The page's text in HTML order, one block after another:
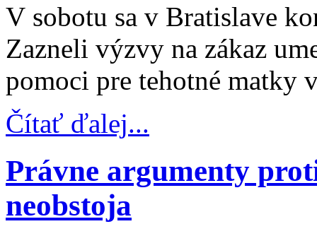
V sobotu sa v Bratislave
Zazneli výzvy na zákaz
pomoci pre tehotné matky
Čítať ďalej...
Právne argumenty
neobstoja